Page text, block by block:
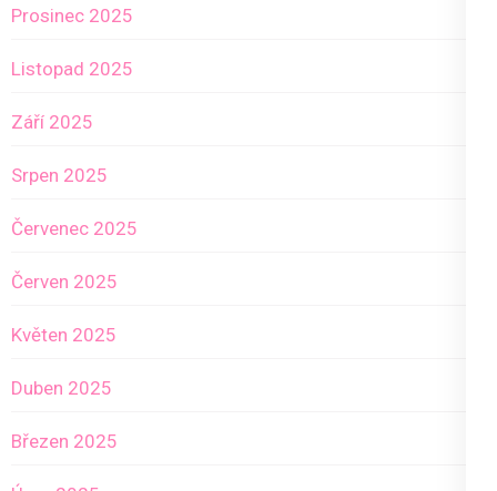
Prosinec 2025
Listopad 2025
Září 2025
Srpen 2025
Červenec 2025
Červen 2025
Květen 2025
Duben 2025
Březen 2025